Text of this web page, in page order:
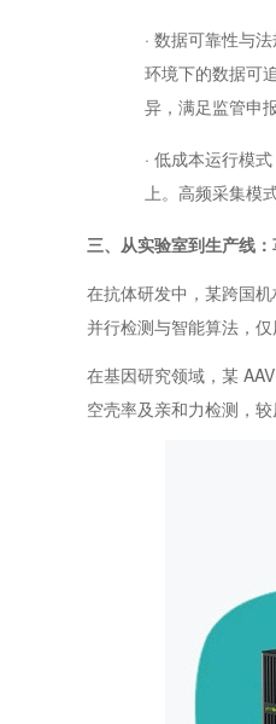
· 数据可靠性与
环境下的数据可
异，满足监管申
· 低成本运行模
上。高频采集模
三、从实验室到生产线
在抗体研发中，某跨国
并行检测与智能算法，
在基因研究领域，某
空壳率及亲和力检测，